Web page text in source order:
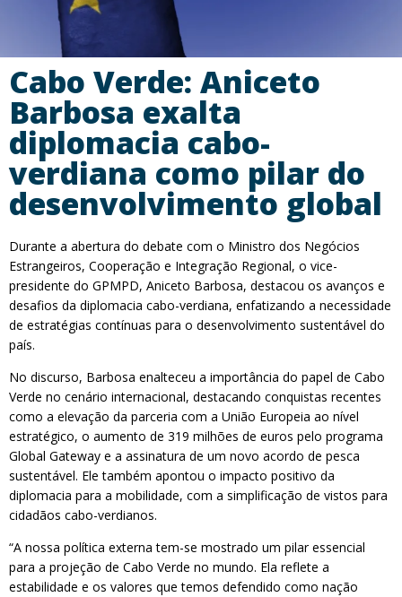
Cabo Verde: Aniceto
Barbosa exalta
diplomacia cabo-
verdiana como pilar do
desenvolvimento global
Durante a abertura do debate com o Ministro dos Negócios
Estrangeiros, Cooperação e Integração Regional, o vice-
presidente do GPMPD, Aniceto Barbosa, destacou os avanços e
desafios da diplomacia cabo-verdiana, enfatizando a necessidade
de estratégias contínuas para o desenvolvimento sustentável do
país.
No discurso, Barbosa enalteceu a importância do papel de Cabo
Verde no cenário internacional, destacando conquistas recentes
como a elevação da parceria com a União Europeia ao nível
estratégico, o aumento de 319 milhões de euros pelo programa
Global Gateway e a assinatura de um novo acordo de pesca
sustentável. Ele também apontou o impacto positivo da
diplomacia para a mobilidade, com a simplificação de vistos para
cidadãos cabo-verdianos.
“A nossa política externa tem-se mostrado um pilar essencial
para a projeção de Cabo Verde no mundo. Ela reflete a
estabilidade e os valores que temos defendido como nação